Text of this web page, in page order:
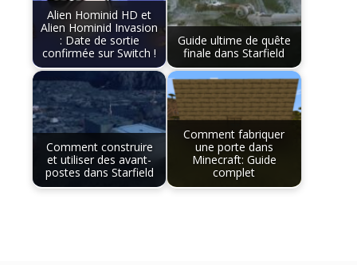
Alien Hominid HD et
Alien Hominid Invasion
: Date de sortie
confirmée sur Switch !
Guide ultime de quête
finale dans Starfield
Comment construire
et utiliser des avant-
postes dans Starfield
Comment fabriquer
une porte dans
Minecraft: Guide
complet